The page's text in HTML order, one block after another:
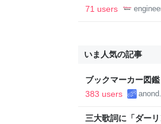
Blog
71 users
いま人気の記事
ブックマーカー図
383 users
三大歌詞に「ダー